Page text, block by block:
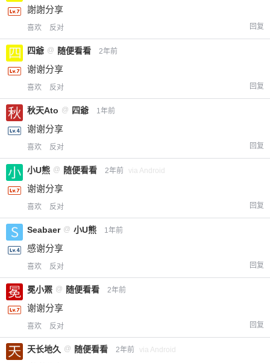
謝謝分享
喜欢 反对 回复
四爺 @ 随便看看 2年前
谢谢分享
喜欢 反对 回复
秋天Ato @ 四爺 1年前
谢谢分享
喜欢 反对 回复
小U熊 @ 随便看看 2年前 via Android
谢谢分享
喜欢 反对 回复
Seabaer @ 小U熊 1年前
感谢分享
喜欢 反对 回复
冕小罴 @ 随便看看 2年前
谢谢分享
喜欢 反对 回复
天长地久 @ 随便看看 2年前 via Android